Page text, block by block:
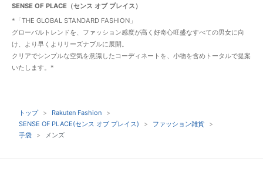
SENSE OF PLACE（センス オブ プレイス）
*「THE GLOBAL STANDARD FASHION」
グローバルトレンドを、ファッション感度が高く好奇心旺盛なすべての男女に向
け、より早くよりリーズナブルに展開。
クリアでシンプルな空気を意識したコーディネートを、小物を含めトータルで提案
いたします。*
トップ
Rakuten Fashion
SENSE OF PLACE(センス オブ プレイス)
ファッション雑貨
手袋
メンズ